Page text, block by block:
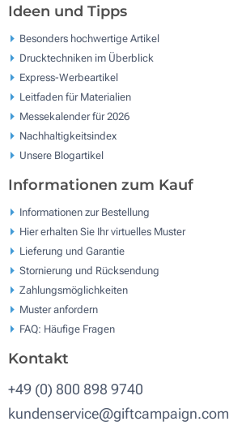
Ideen und Tipps
Besonders hochwertige Artikel
Drucktechniken im Überblick
Express-Werbeartikel
Leitfaden für Materialien
Messekalender für 2026
Nachhaltigkeitsindex
Unsere Blogartikel
Informationen zum Kauf
Informationen zur Bestellung
Hier erhalten Sie Ihr virtuelles Muster
Lieferung und Garantie
Stornierung und Rücksendung
Zahlungsmöglichkeiten
Muster anfordern
FAQ: Häufige Fragen
Kontakt
+49 (0) 800 898 9740
kundenservice@giftcampaign.com